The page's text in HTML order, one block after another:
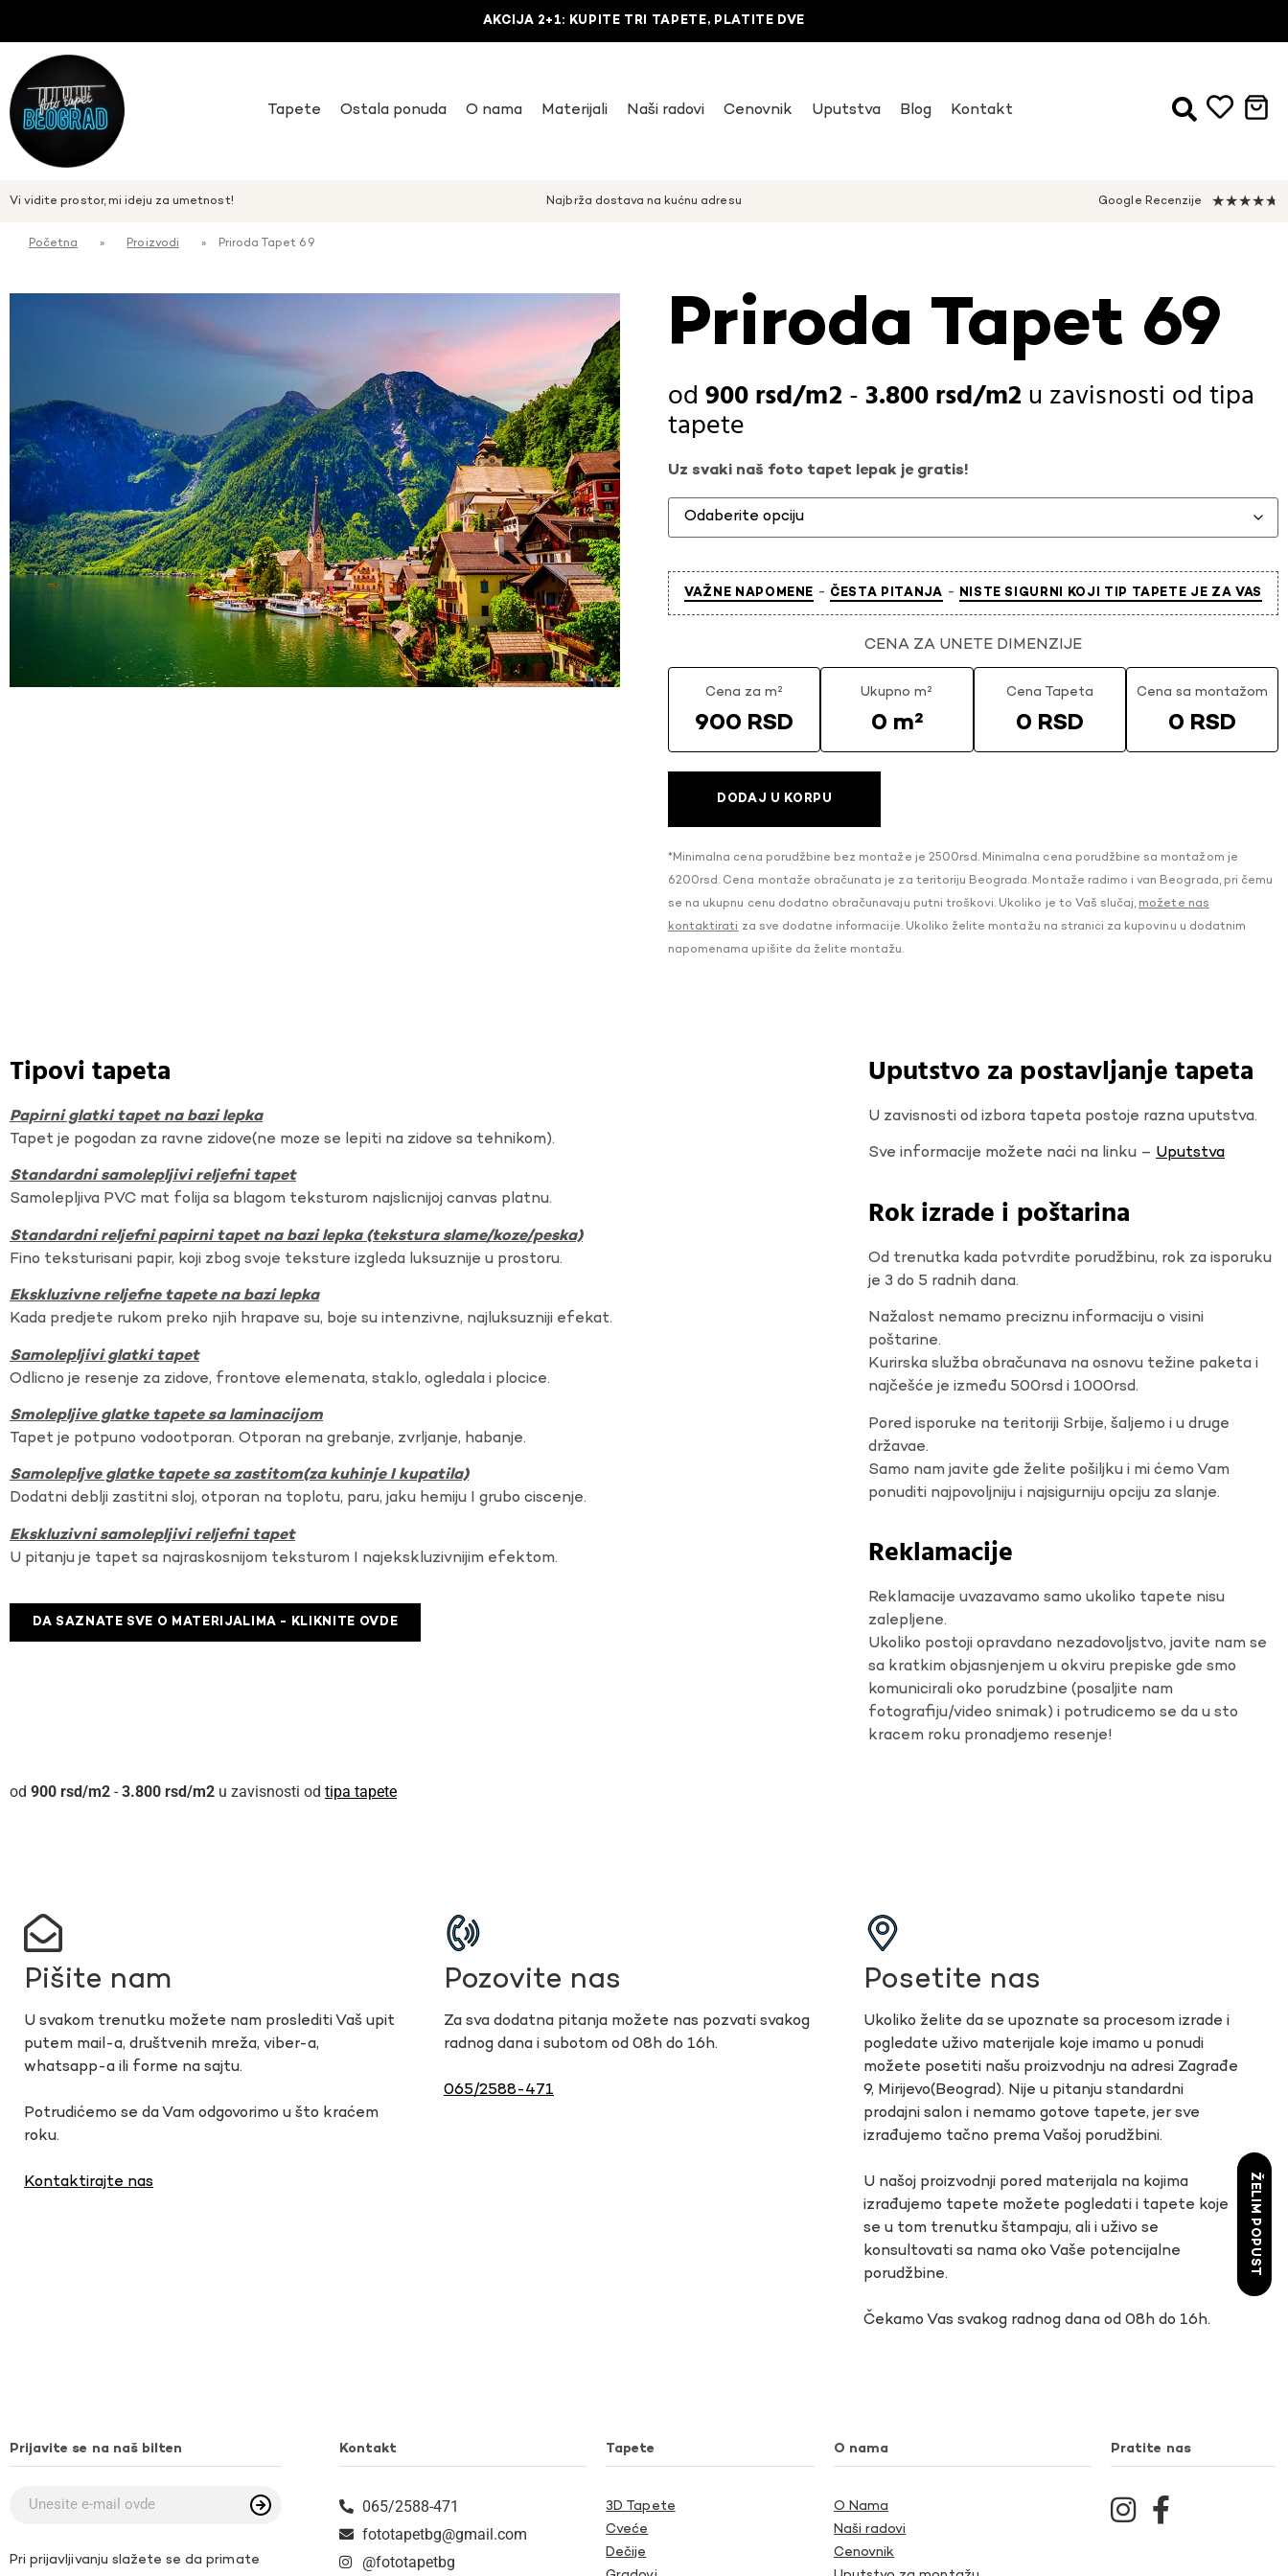
AKCIJA 2+1: KUPITE TRI TAPETE, PLATITE DVE
Tapete Ostala ponuda O nama Materijali Naši radovi Cenovnik Uputstva Blog Kontakt
Vi vidite prostor, mi ideju za umetnost! Najbrža dostava na kućnu adresu Google Recenzije ★★★★★
Početna » Proizvodi » Priroda Tapet 69
Priroda Tapet 69
900rsd -3.800rsd u zavisnosti od tipa
tapete
Uz svaki naš foto tapet lepak je gratis!
VAŽNE NAPOMENE - ČESTA PITANJA - NISTE SIGURNI KOJI TIP TAPETE JE ZA VAS
CENA ZA UNETE DIMENZIJE
Cena za m²
900 RSD
Ukupno m²
0 m²
Cena Tapeta
0 RSD
Cena sa montažom
0 RSD
DODAJ U KORPU
*Minimalna cena porudžbine bez montaže je 2500rsd. Minimalna cena porudžbine sa montažom je
6200rsd. Cena montaže obračunata je za teritoriju Beograda. Montaže radimo i van Beograda, pri čemu
se na ukupnu cenu dodatno obračunavaju putni troškovi. Ukoliko je to Vaš slučaj, možete nas
kontaktirati za sve dodatne informacije. Ukoliko želite montažu na stranici za kupovinu u dodatnim
napomenama upišite da želite montažu.
Tipovi tapeta
Papirni glatki tapet na bazi lepka
Tapet je pogodan za ravne zidove(ne moze se lepiti na zidove sa tehnikom).
Standardni samolepljivi reljefni tapet
Samolepljiva PVC mat folija sa blagom teksturom najslicnijoj canvas platnu.
Standardni reljefni papirni tapet na bazi lepka (tekstura slame/koze/peska)
Fino teksturisani papir, koji zbog svoje teksture izgleda luksuznije u prostoru.
Ekskluzivne reljefne tapete na bazi lepka
Kada predjete rukom preko njih hrapave su, boje su intenzivne, najluksuzniji efekat.
Samolepljivi glatki tapet
Odlicno je resenje za zidove, frontove elemenata, staklo, ogledala i plocice.
Smolepljive glatke tapete sa laminacijom
Tapet je potpuno vodootporan. Otporan na grebanje, zvrljanje, habanje.
Samolepljve glatke tapete sa zastitom(za kuhinje I kupatila)
Dodatni deblji zastitni sloj, otporan na toplotu, paru, jaku hemiju I grubo ciscenje.
Ekskluzivni samolepljivi reljefni tapet
U pitanju je tapet sa najraskosnijom teksturom I najekskluzivnijim efektom.
DA SAZNATE SVE O MATERIJALIMA - KLIKNITE OVDE
Uputstvo za postavljanje tapeta
U zavisnosti od izbora tapeta postoje razna uputstva.
Sve informacije možete naći na linku – Uputstva
Rok izrade i poštarina
Od trenutka kada potvrdite porudžbinu, rok za isporuku
je 3 do 5 radnih dana.
Nažalost nemamo preciznu informaciju o visini
poštarine.
Kurirska služba obračunava na osnovu težine paketa i
najčešće je između 500rsd i 1000rsd.
Pored isporuke na teritoriji Srbije, šaljemo i u druge
državae.
Samo nam javite gde želite pošiljku i mi ćemo Vam
ponuditi najpovoljniju i najsigurniju opciju za slanje.
Reklamacije
Reklamacije uvazavamo samo ukoliko tapete nisu
zalepljene.
Ukoliko postoji opravdano nezadovoljstvo, javite nam se
sa kratkim objasnjenjem u okviru prepiske gde smo
komunicirali oko porudzbine (posaljite nam
fotografiju/video snimak) i potrudicemo se da u sto
kracem roku pronadjemo resenje!
900 rsd - 3.800 rsd u zavisnosti od tipa tapete
Pišite nam
U svakom trenutku možete nam proslediti Vaš upit
putem mail-a, društvenih mreža, viber-a,
whatsapp-a ili forme na sajtu.
Potrudićemo se da Vam odgovorimo u što kraćem
roku.
Kontaktirajte nas
Pozovite nas
Za sva dodatna pitanja možete nas pozvati svakog
radnog dana i subotom od 08h do 16h.
065/2588-471
Posetite nas
Ukoliko želite da se upoznate sa procesom izrade i
pogledate uživo materijale koje imamo u ponudi
možete posetiti našu proizvodnju na adresi Zagrađe
9, Mirijevo(Beograd). Nije u pitanju standardni
prodajni salon i nemamo gotove tapete, jer sve
izrađujemo tačno prema Vašoj porudžbini.
U našoj proizvodnji pored materijala na kojima
izrađujemo tapete možete pogledati i tapete koje
se u tom trenutku štampaju, ali i uživo se
konsultovati sa nama oko Vaše potencijalne
porudžbine.
Čekamo Vas svakog radnog dana od 08h do 16h.
Prijavite se na naš bilten
Pri prijavljivanju slažete se da primate
Kontakt
065/2588-471
fototapetbg@gmail.com
@fototapetbg
Tapete
3D Tapete
Cveće
Dečije
O nama
O Nama
Naši radovi
Cenovnik
Pratite nas
ŽELIM POPUST